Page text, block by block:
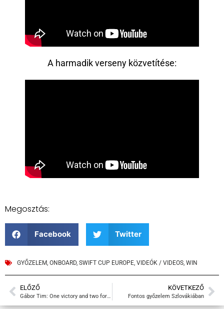
A harmadik verseny közvetítése:
Megosztás:
Facebook Twitter
GYŐZELEM, ONBOARD, SWIFT CUP EUROPE, VIDEÓK / VIDEOS, WIN
ELŐZŐ
Gábor Tim: One victory and two forgettable races in Poland
KÖVETKEZŐ
Fontos győzelem Szlovákiában